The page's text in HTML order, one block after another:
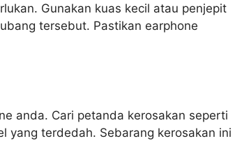
Gunakan kuas kecil atau penjepit
tersebut. Pastikan earphone
anda. Cari petanda kerosakan seperti
yang terdedah. Sebarang kerosakan ini